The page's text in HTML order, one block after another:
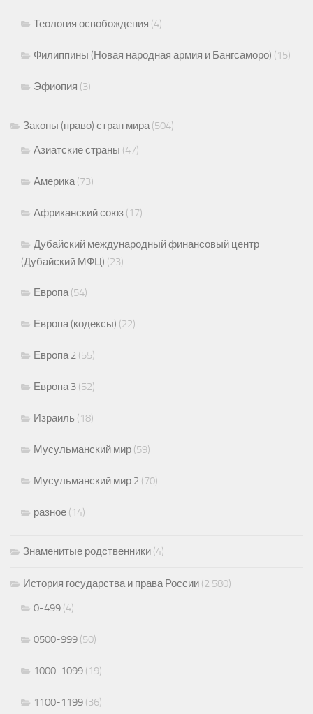
Теология освобождения (4)
Филиппины (Новая народная армия и Бангсаморо) (15)
Эфиопия (3)
Законы (право) стран мира(504)
Азиатские страны (47)
Америка(73)
Африканский союз (17)
Дубайский международный финансовый центр
(Дубайский МФЦ) (23)
Европа(54)
Европа (кодексы) (22)
Европа 2 (55)
Европа 3 (52)
Израиль (18)
Мусульманский мир (59)
Мусульманский мир 2 (70)
разное (14)
Знаменитые родственники (4)
История государства и права России (2 580)
0-499 (4)
0500-999 (50)
1000-1099 (19)
1100-1199 (36)